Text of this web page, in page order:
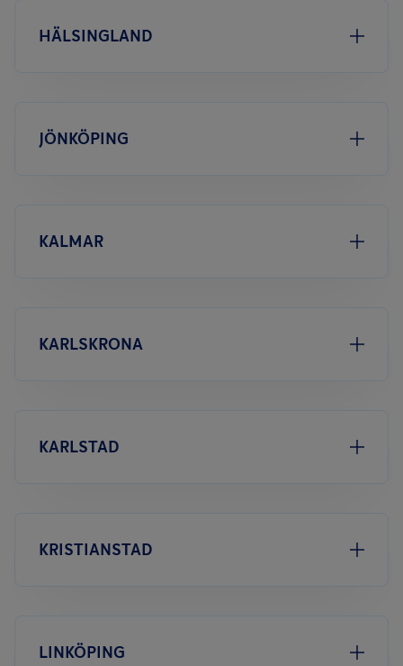
HÄLSINGLAND
JÖNKÖPING
KALMAR
KARLSKRONA
KARLSTAD
KRISTIANSTAD
LINKÖPING